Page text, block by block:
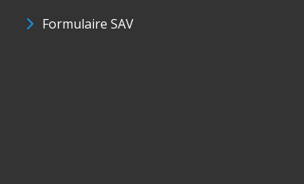
Formulaire SAV